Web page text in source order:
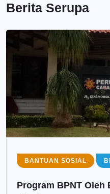
Berita Serupa
BANTUAN SOSIAL
Program BPNT Oleh